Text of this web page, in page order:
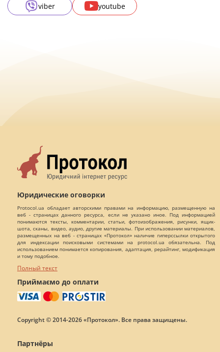
viber
youtube
Юридические оговорки
Protocol.ua обладает авторскими правами на информацию, размещенную на
веб - страницах данного ресурса, если не указано иное. Под информацией
понимаются тексты, комментарии, статьи, фотоизображения, рисунки, ящик-
шота, сканы, видео, аудио, другие материалы. При использовании материалов,
размещенных на веб - страницах «Протокол» наличие гиперссылки открытого
для индексации поисковыми системами на protocol.ua обязательна. Под
использованием понимается копирования, адаптация, рерайтинг, модификация
и тому подобное.
Полный текст
Приймаємо до оплати
Copyright © 2014-2026 «Протокол». Все права защищены.
Партнёры